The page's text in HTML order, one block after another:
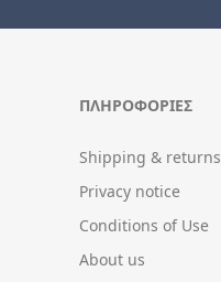
ΠΛΗΡΟΦΟΡΊΕΣ
Shipping & returns
Privacy notice
Conditions of Use
About us